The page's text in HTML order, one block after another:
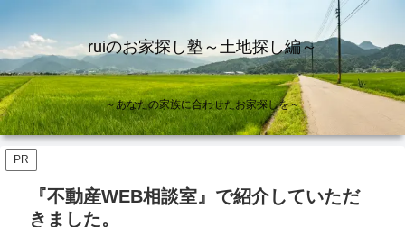
ruiのお家探し塾～土地探し編～
～あなたの家族に合わせたお家探しを～
PR
『不動産WEB相談室』で紹介していただ
きました。